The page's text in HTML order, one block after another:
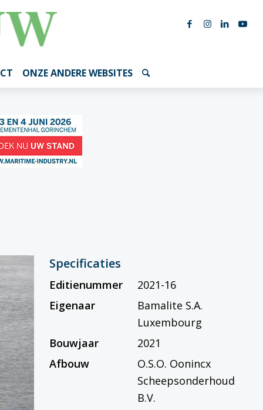
ONZE ANDERE WEBSITES
Specificaties
Editienummer
2021-16
Eigenaar
Bamalite S.A.
Luxembourg
Bouwjaar
2021
Afbouw
O.S.O. Oonincx
Scheepsonderhoud
B.V.